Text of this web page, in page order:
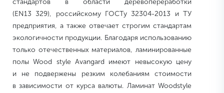
стандартов в области деревопереработки
(EN13 329), российскому ГОСТу 32304-2013 и ТУ
предприятия, а также отвечает строгим стандартам
экологичности продукции. Благодаря использованию
только отечественных материалов, ламинированные
полы Wood style Avangard имеют невысокую цену
и не подвержены резким колебаниям стоимости
в зависимости от курса валюты. Ламинат Woodstyle